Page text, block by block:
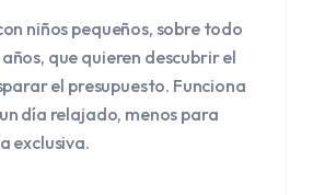
niños pequeños, sobre todo
que quieren descubrir el
el presupuesto. Funciona
día relajado, menos para
exclusiva.